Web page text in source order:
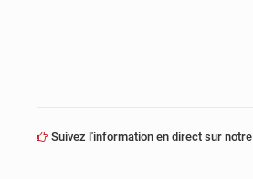
Suivez l'information en direct sur